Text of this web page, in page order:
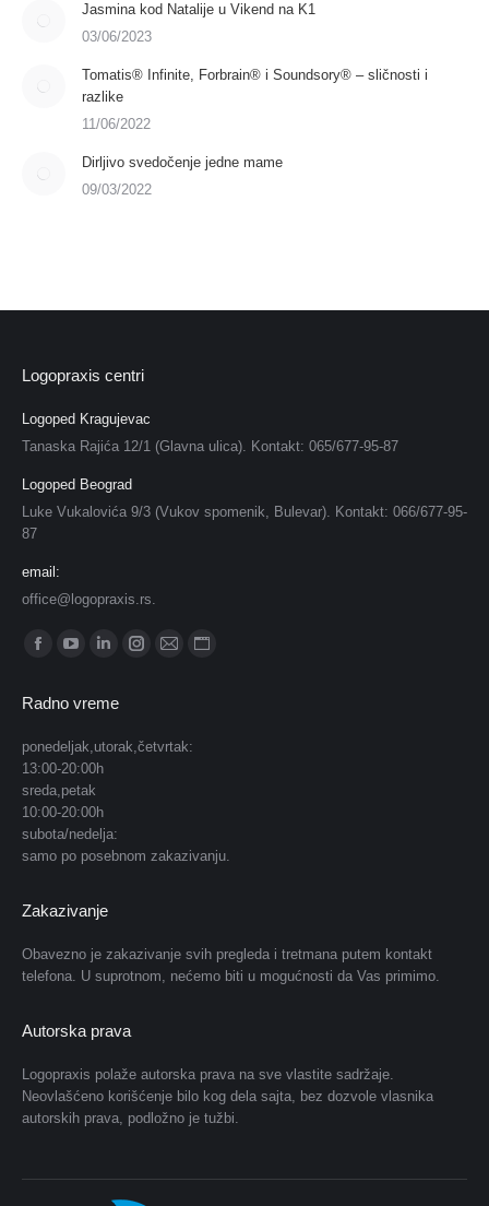
Jasmina kod Natalije u Vikend na K1
03/06/2023
Tomatis® Infinite, Forbrain® i Soundsory® – sličnosti i
razlike
11/06/2022
Dirljivo svedočenje jedne mame
09/03/2022
Logopraxis centri
Logoped Kragujevac
Tanaska Rajića 12/1 (Glavna ulica). Kontakt: 065/677-95-87
Logoped Beograd
Luke Vukalovića 9/3 (Vukov spomenik, Bulevar). Kontakt: 066/677-95-
87
email:
office@logopraxis.rs.
Find us on:
opens
in
new
window
opens
in
new
window
Linkedin
opens
in
new
Instagram
in
in
Radno vreme
ponedeljak,utorak,četvrtak:
13:00-20:00h
sreda,petak
10:00-20:00h
subota/nedelja:
samo po posebnom zakazivanju.
Zakazivanje
Obavezno je zakazivanje svih pregleda i tretmana putem kontakt
telefona. U suprotnom, nećemo biti u mogućnosti da Vas primimo.
Autorska prava
Logopraxis polaže autorska prava na sve vlastite sadržaje.
Neovlašćeno korišćenje bilo kog dela sajta, bez dozvole vlasnika
autorskih prava, podložno je tužbi.